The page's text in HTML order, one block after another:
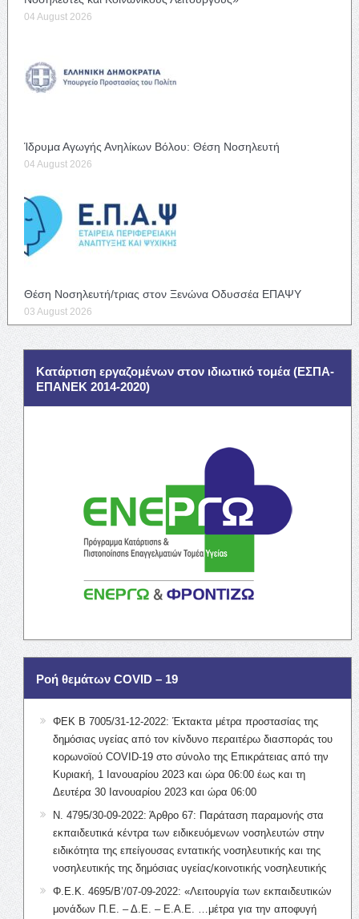
04 August 2026
Ίδρυμα Αγωγής Ανηλίκων Βόλου: Θέση Νοσηλευτή
04 August 2026
Θέση Νοσηλευτή/τριας στον Ξενώνα Οδυσσέα ΕΠΑΨΥ
03 August 2026
Κατάρτιση εργαζομένων στον ιδιωτικό τομέα (ΕΣΠΑ-
ΕΠΑΝΕΚ 2014-2020)
Ροή θεμάτων COVID – 19
ΦΕΚ Β 7005/31-12-2022: Έκτακτα μέτρα προστασίας της
δημόσιας υγείας από τον κίνδυνο περαιτέρω διασποράς του
κορωνοϊού COVID-19 στο σύνολο της Επικράτειας από την
Κυριακή, 1 Ιανουαρίου 2023 και ώρα 06:00 έως και τη
Δευτέρα 30 Ιανουαρίου 2023 και ώρα 06:00
Ν. 4795/30-09-2022: Άρθρο 67: Παράταση παραμονής στα
εκπαιδευτικά κέντρα των ειδικευόμενων νοσηλευτών στην
ειδικότητα της επείγουσας εντατικής νοσηλευτικής και της
νοσηλευτικής της δημόσιας υγείας/κοινοτικής νοσηλευτικής
Φ.Ε.Κ. 4695/Β’/07-09-2022: «Λειτουργία των εκπαιδευτικών
μονάδων Π.Ε. – Δ.Ε. – Ε.Α.Ε. …μέτρα για την αποφυγή